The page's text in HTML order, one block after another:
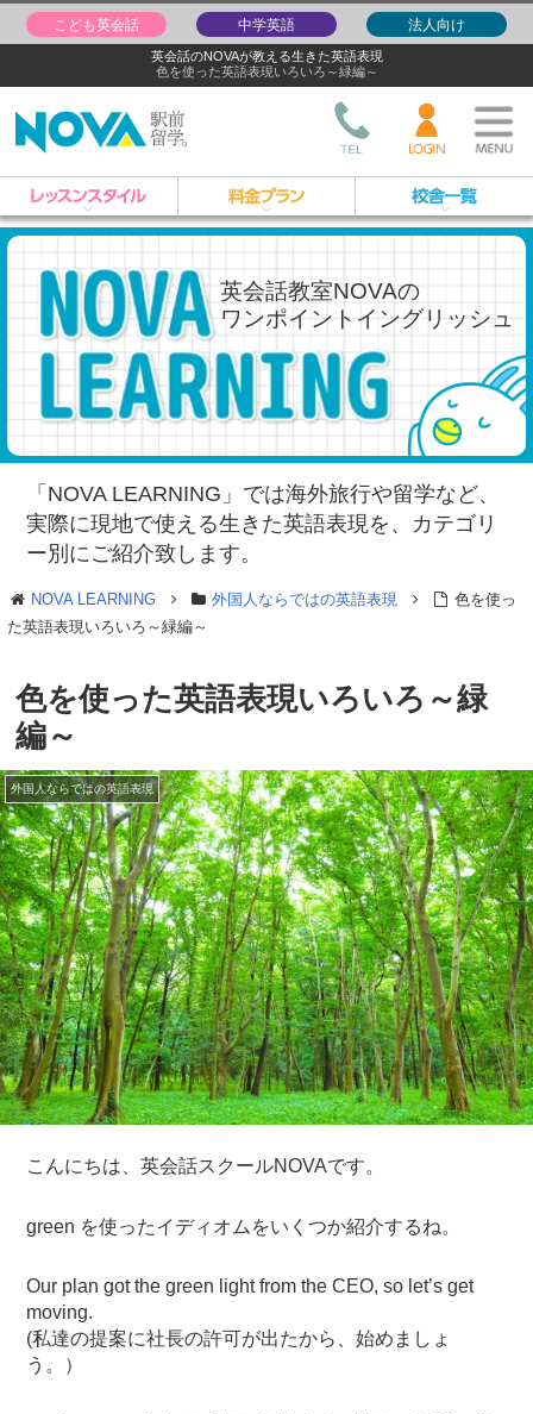
英会話のNOVAが教える生きた英語表現
色を使った英語表現いろいろ～緑編～
こども英会話 中学英語 法人向け
英会話教室NOVAの
ワンポイントイングリッシュ
「NOVA LEARNING」では海外旅行や留学など、
実際に現地で使える生きた英語表現を、 カテゴリ
ー別にご紹介致します。
NOVA LEARNING 外国人ならではの英語表現
色を使っ
た英語表現いろいろ～緑編～
色を使った英語表現いろいろ～緑
編～
外国人ならではの英語表現
こんにちは、英会話スクールNOVAです。
green を使ったイディオムをいくつか紹介するね。
Our plan got the green light from the CEO, so let’s get
moving.
(私達の提案に社長の許可が出たから、始めましょ
う。）